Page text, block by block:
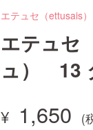
エテュセ（ettusais）
エテュ
ュ） 13
1,650